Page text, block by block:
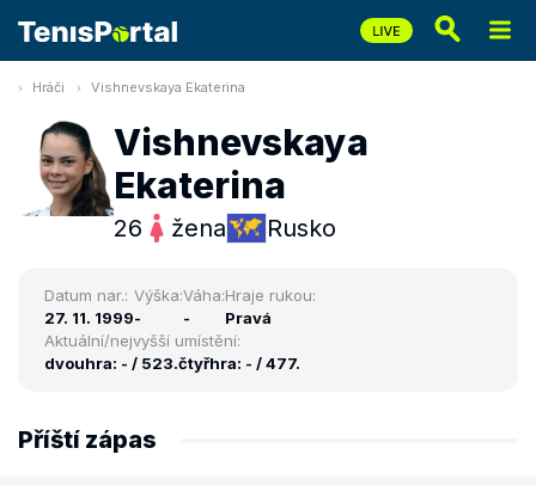
Hráči Vishnevskaya Ekaterina
Vishnevskaya
Ekaterina
26 žena Rusko
Datum nar.:
27. 11. 1999
Výška:
-
Váha:
-
Hraje rukou:
Pravá
Aktuální/nejvyšší umístění:
dvouhra: - / 523.čtyřhra: - / 477.
Příští zápas